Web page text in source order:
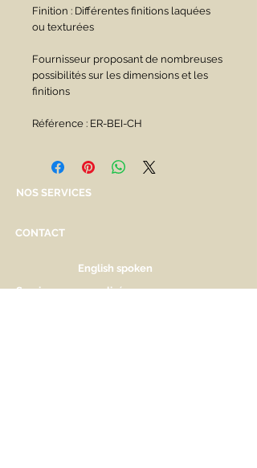
Finition : Différentes finitions laquées
ou texturées
Fournisseur proposant de nombreuses
possibilités sur les dimensions et les
finitions
Référence : ER-BEI-CH
NOS SERVICES
CONTACT
English spoken
Services personnalisés